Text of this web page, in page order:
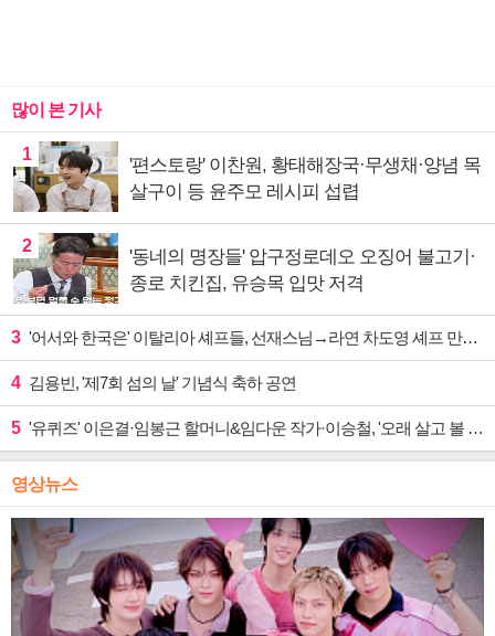
많이 본 기사
1
'편스토랑' 이찬원, 황태해장국·무생채·양념 목
살구이 등 윤주모 레시피 섭렵
2
'동네의 명장들' 압구정로데오 오징어 불고기·
종로 치킨집, 유승목 입맛 저격
3 '어서와 한국은' 이탈리아 셰프들, 선재스님→라연 차도영 셰프 만난다
4 김용빈, '제7회 섬의 날' 기념식 축하 공연
5 '유퀴즈' 이은결·임봉근 할머니&임다운 작가·이승철, '오래 살고 볼 일' 특집 출격
영상뉴스